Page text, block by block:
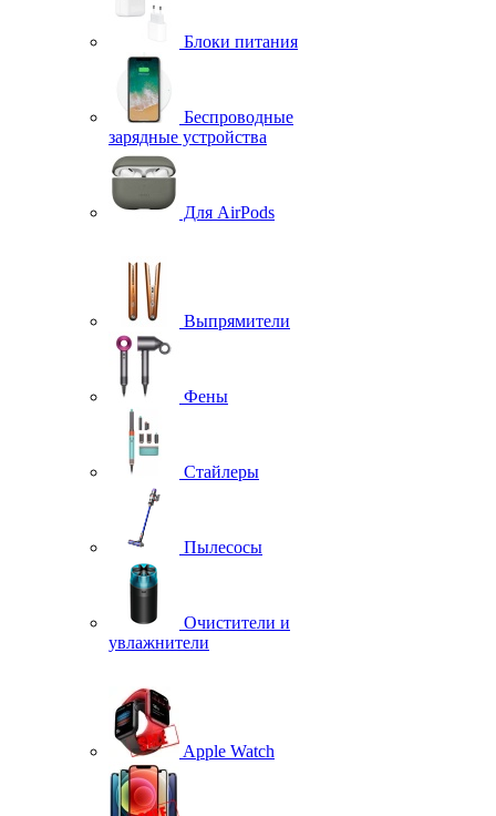
Блоки питания
Беспроводные
зарядные устройства
Для AirPods
Выпрямители
Фены
Стайлеры
Пылесосы
Очистители и
увлажнители
Apple Watch